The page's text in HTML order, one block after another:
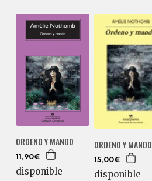
ORDENO Y MANDO
11,90€
disponible
ORDENO Y MANDO
15,00€
disponible